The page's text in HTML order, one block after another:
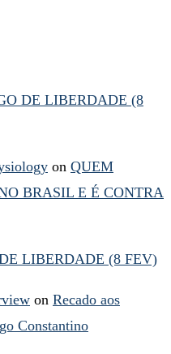
DE LIBERDADE (8
on QUEM
BRASIL E É CONTRA
LIBERDADE (8 FEV)
on Recado aos
Constantino